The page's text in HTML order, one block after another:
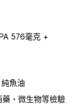
576毫克 +
魚油
藥、微生物等檢驗